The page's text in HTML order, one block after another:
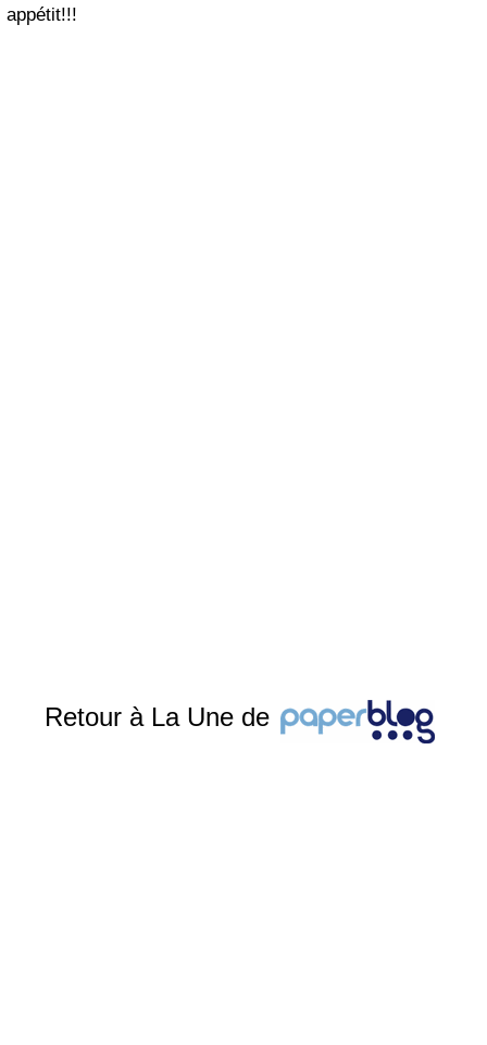
appétit!!!
Retour à La Une de